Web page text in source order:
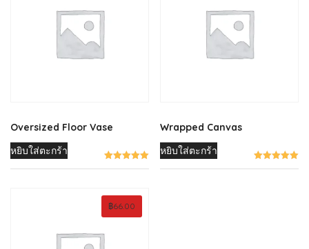
Oversized Floor Vase
หยิบใส่ตะกร้า
Wrapped Canvas
หยิบใส่ตะกร้า
฿66.00